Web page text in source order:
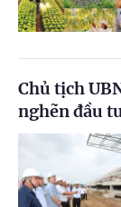
Chủ tịch
nghẽn đầu